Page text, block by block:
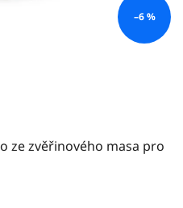
ze zvěřinového masa pro
–6 %